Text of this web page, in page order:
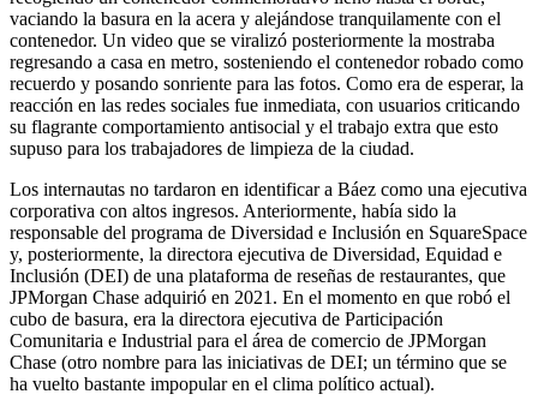
vaciando la basura en la acera y alejándose tranquilamente con el
contenedor. Un video que se viralizó posteriormente la mostraba
regresando a casa en metro, sosteniendo el contenedor robado como
recuerdo y posando sonriente para las fotos. Como era de esperar, la
reacción en las redes sociales fue inmediata, con usuarios criticando
su flagrante comportamiento antisocial y el trabajo extra que esto
supuso para los trabajadores de limpieza de la ciudad.
Los internautas no tardaron en identificar a Báez como una ejecutiva
corporativa con altos ingresos. Anteriormente, había sido la
responsable del programa de Diversidad e Inclusión en SquareSpace
y, posteriormente, la directora ejecutiva de Diversidad, Equidad e
Inclusión (DEI) de una plataforma de reseñas de restaurantes, que
JPMorgan Chase adquirió en 2021. En el momento en que robó el
cubo de basura, era la directora ejecutiva de Participación
Comunitaria e Industrial para el área de comercio de JPMorgan
Chase (otro nombre para las iniciativas de DEI; un término que se
ha vuelto bastante impopular en el clima político actual).